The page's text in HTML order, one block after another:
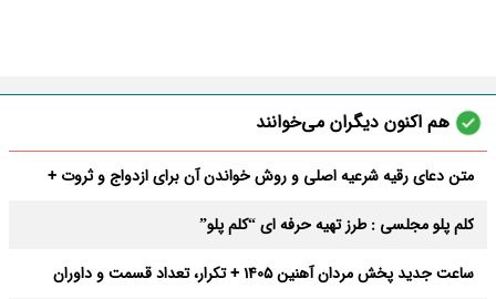
هم اکنون دیگران می‌خوانند
متن دعای رقیه شرعیه اصلی و روش خواندن آن برای ازدواج و ثروت +
کلم پلو مجلسی : طرز تهیه حرفه ای “کلم پلو”
ساعت جدید پخش مردان آهنین 1405 + تکرار، تعداد قسمت و داوران